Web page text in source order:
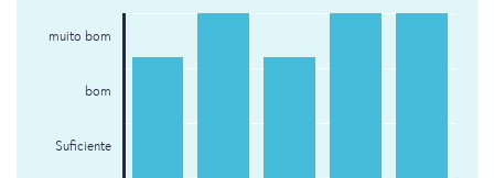
muito bom
bom
Suficiente